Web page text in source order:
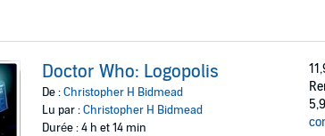
Doctor Who: Logopolis
De :Christopher H Bidmead
Lu par :Christopher H Bidmead
Durée : 4 h et 14 min